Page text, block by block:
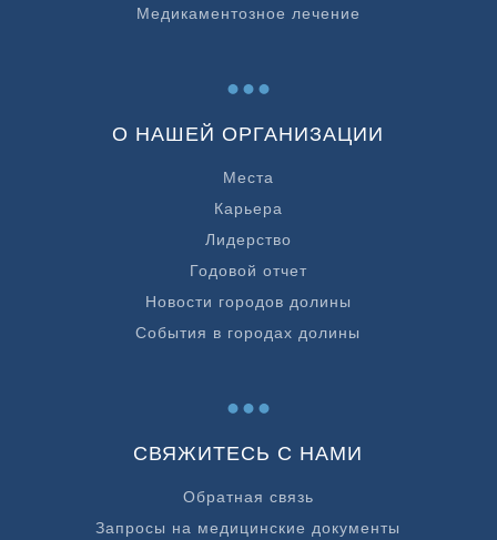
Медикаментозное лечение
...
О НАШЕЙ ОРГАНИЗАЦИИ
Места
Карьера
Лидерство
Годовой отчет
Новости городов долины
События в городах долины
...
СВЯЖИТЕСЬ С НАМИ
Обратная связь
Запросы на медицинские документы